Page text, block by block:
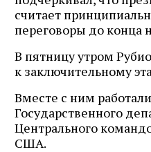
считает
переговоры до конца
В пятницу утром
к заключительному
Вместе с ним
Государственного
Центрального
США.